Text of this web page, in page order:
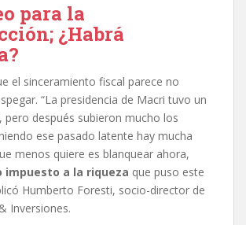
para la
¿Habrá
el sinceramiento fiscal parece no
“La presidencia de Macri tuvo un
pero después subieron mucho los
ese pasado latente hay mucha
menos quiere es blanquear ahora,
impuesto a la riqueza que puso este
Humberto Foresti, socio-director de
Inversiones.